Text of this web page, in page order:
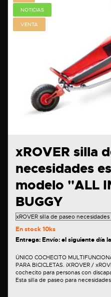
NOTICIAS
VENTA
xROVER silla
necesidades
modelo "ALL
BUGGY
En stock10ks
Entrega: Envío: el siguiente día
ÚNICO COCHECITO
PARA BICICLETAS. iXROVER / xROVER es el mejor y más bonito
cochecito para personas con
Esta silla de paseo para